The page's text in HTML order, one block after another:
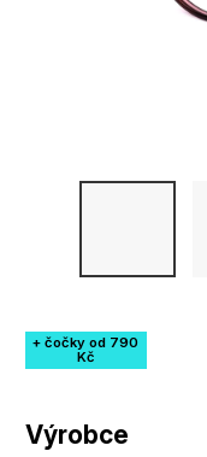
Výrobce
+ čočky od 790
Kč